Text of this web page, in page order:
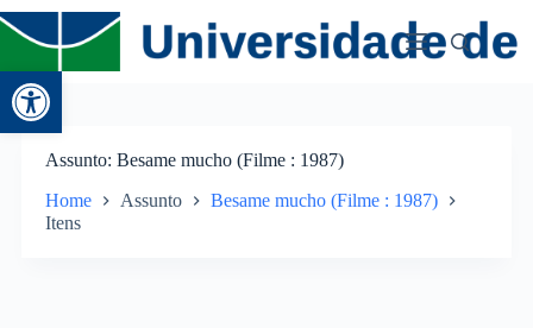
Abrir a barra de ferramentas
Assunto Besame mucho (Filme : 1987)
Home Assunto
Besame mucho (Filme : 1987)
Itens